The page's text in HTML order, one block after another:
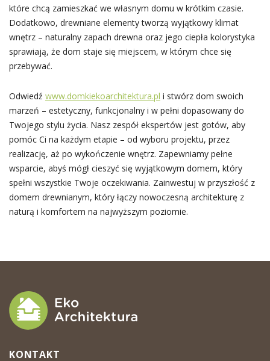
które chcą zamieszkać we własnym domu w krótkim czasie.
Dodatkowo, drewniane elementy tworzą wyjątkowy klimat
wnętrz – naturalny zapach drewna oraz jego ciepła kolorystyka
sprawiają, że dom staje się miejscem, w którym chce się
przebywać.
Odwiedź www.domkiekoarchitektura.pl i stwórz dom swoich
marzeń – estetyczny, funkcjonalny i w pełni dopasowany do
Twojego stylu życia. Nasz zespół ekspertów jest gotów, aby
pomóc Ci na każdym etapie – od wyboru projektu, przez
realizację, aż po wykończenie wnętrz. Zapewniamy pełne
wsparcie, abyś mógł cieszyć się wyjątkowym domem, który
spełni wszystkie Twoje oczekiwania. Zainwestuj w przyszłość z
domem drewnianym, który łączy nowoczesną architekturę z
naturą i komfortem na najwyższym poziomie.
KONTAKT